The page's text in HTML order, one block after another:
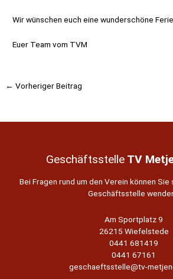
Wir wünschen euch eine wunderschöne
Euer Team vom TVM
Beitragsnavigation
← Vorheriger Beitrag
Geschäftsstelle TV
Bei Fragen rund um den Verein können
Geschäftsstelle
Am Sportplatz 9
26215 Wiefelstede
0441 681419
0441 67161
geschaeftsstelle@tv-